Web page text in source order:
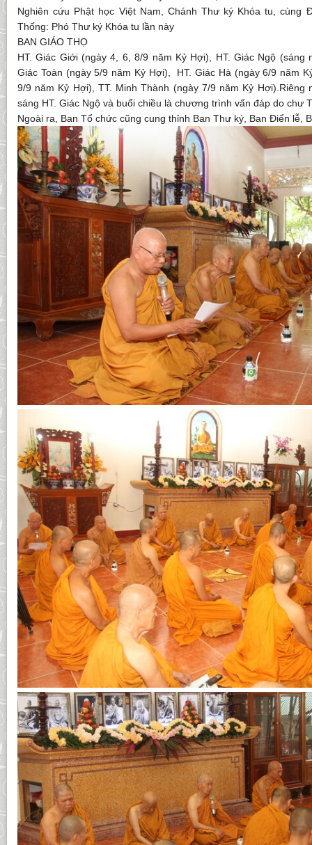
Nghiên cứu Phật học Việt Nam, Chánh Thư ký Khóa tu, cùng
Thống: Phó Thư ký Khóa tu lần này
BAN GIÁO THỌ
HT. Giác Giới (ngày 4, 6, 8/9 năm Kỷ Hợi), HT. Giác Ngộ (sáng
Giác Toàn (ngày 5/9 năm Kỷ Hợi), HT. Giác Hà (ngày 6/9 năm
9/9 năm Kỷ Hợi), TT. Minh Thành (ngày 7/9 năm Kỷ Hợi).Riêng
sáng HT. Giác Ngộ và buổi chiều là chương trình vấn đáp do chư
Ngoài ra, Ban Tổ chức cũng cung thỉnh Ban Thư ký, Ban Điển lễ,